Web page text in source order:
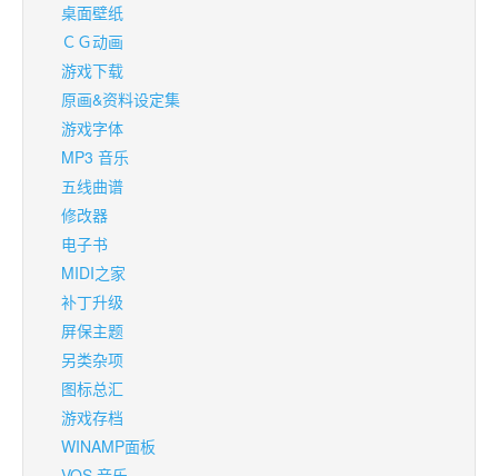
桌面壁纸
ＣＧ动画
游戏下载
原画&资料设定集
游戏字体
MP3 音乐
五线曲谱
修改器
电子书
MIDI之家
补丁升级
屏保主题
另类杂项
图标总汇
游戏存档
WINAMP面板